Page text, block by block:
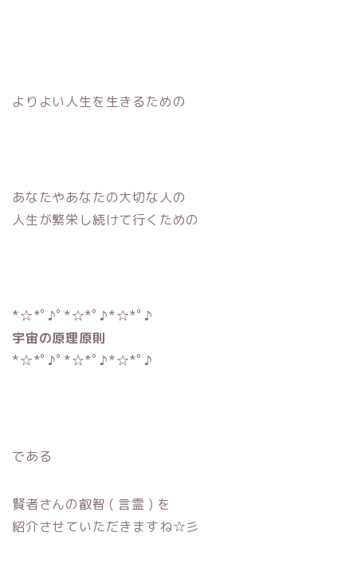
よりよい人生を生きるための
あなたやあなたの大切な人の
人生が繁栄し続けて行くための
*☆*ﾟ♪ﾟ*☆*ﾟ♪*☆*ﾟ♪
宇宙の原理原則
*☆*ﾟ♪ﾟ*☆*ﾟ♪*☆*ﾟ♪
である
賢者さんの叡智 ( 言霊 ) を
紹介させていただきますね☆彡